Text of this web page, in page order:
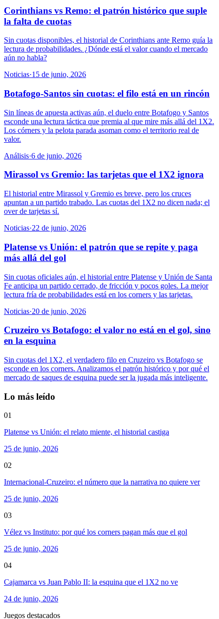
Corinthians vs Remo: el patrón histórico que suple
la falta de cuotas
Sin cuotas disponibles, el historial de Corinthians ante Remo guía la
lectura de probabilidades. ¿Dónde está el valor cuando el mercado
aún no habla?
Noticias·15 de junio, 2026
Botafogo-Santos sin cuotas: el filo está en un rincón
Sin líneas de apuesta activas aún, el duelo entre Botafogo y Santos
esconde una lectura táctica que premia al que mire más allá del 1X2.
Los córners y la pelota parada asoman como el territorio real de
valor.
Análisis·6 de junio, 2026
Mirassol vs Gremio: las tarjetas que el 1X2 ignora
El historial entre Mirassol y Gremio es breve, pero los cruces
apuntan a un partido trabado. Las cuotas del 1X2 no dicen nada; el
over de tarjetas sí.
Noticias·22 de junio, 2026
Platense vs Unión: el patrón que se repite y paga
más allá del gol
Sin cuotas oficiales aún, el historial entre Platense y Unión de Santa
Fe anticipa un partido cerrado, de fricción y pocos goles. La mejor
lectura fría de probabilidades está en los corners y las tarjetas.
Noticias·20 de junio, 2026
Cruzeiro vs Botafogo: el valor no está en el gol, sino
en la esquina
Sin cuotas del 1X2, el verdadero filo en Cruzeiro vs Botafogo se
esconde en los corners. Analizamos el patrón histórico y por qué el
mercado de saques de esquina puede ser la jugada más inteligente.
Lo más leído
01
Platense vs Unión: el relato miente, el historial castiga
25 de junio, 2026
02
Internacional-Cruzeiro: el número que la narrativa no quiere ver
25 de junio, 2026
03
Vélez vs Instituto: por qué los corners pagan más que el gol
25 de junio, 2026
04
Cajamarca vs Juan Pablo II: la esquina que el 1X2 no ve
24 de junio, 2026
Juegos destacados